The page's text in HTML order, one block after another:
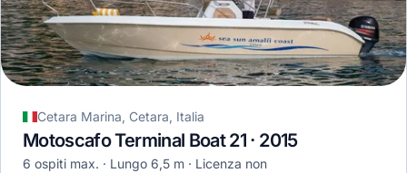
Cetara Marina, Cetara, Italia
Motoscafo Terminal Boat 21 · 2015
6 ospiti max. Lungo 6,5 m
Licenza non